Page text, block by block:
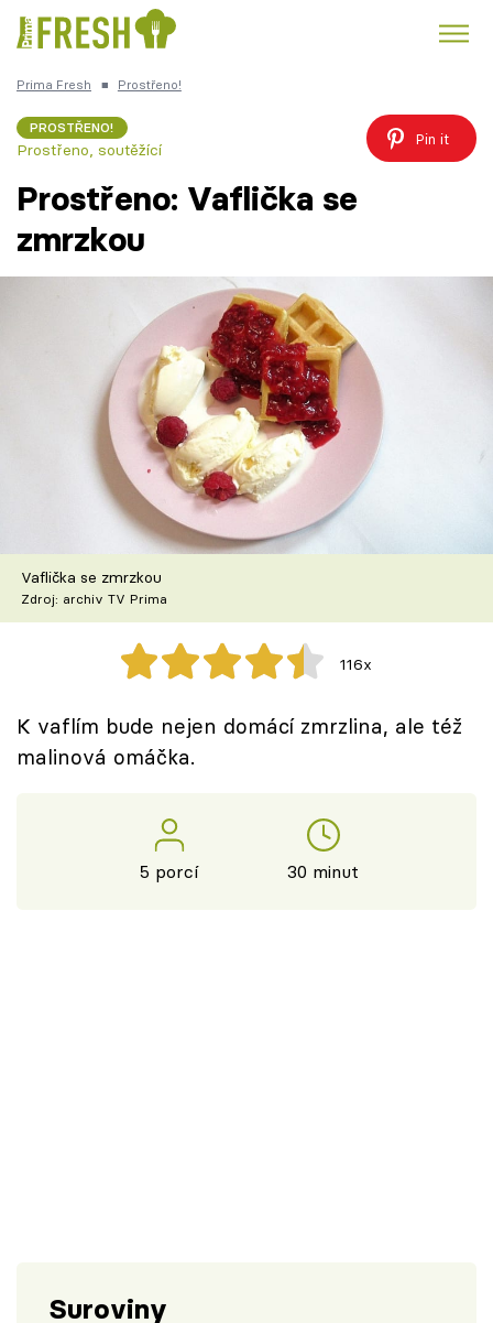
Česká kuchyně
Recepty
Články
TV Program
Škola vaření
Recepty z TV
Speciál: Cuketa
Těhotnej kuchař
Sledujte prima+
Prima Fresh ■ Prostřeno!
PROSTŘENO!
Prostřeno, soutěžící
Pin it
Prostřeno: Vaflička se
zmrzkou
Vaflička se zmrzkou
Zdroj: archiv TV Prima
116x
K vaflím bude nejen domácí zmrzlina, ale též
malinová omáčka.
5 porcí 30 minut
Suroviny